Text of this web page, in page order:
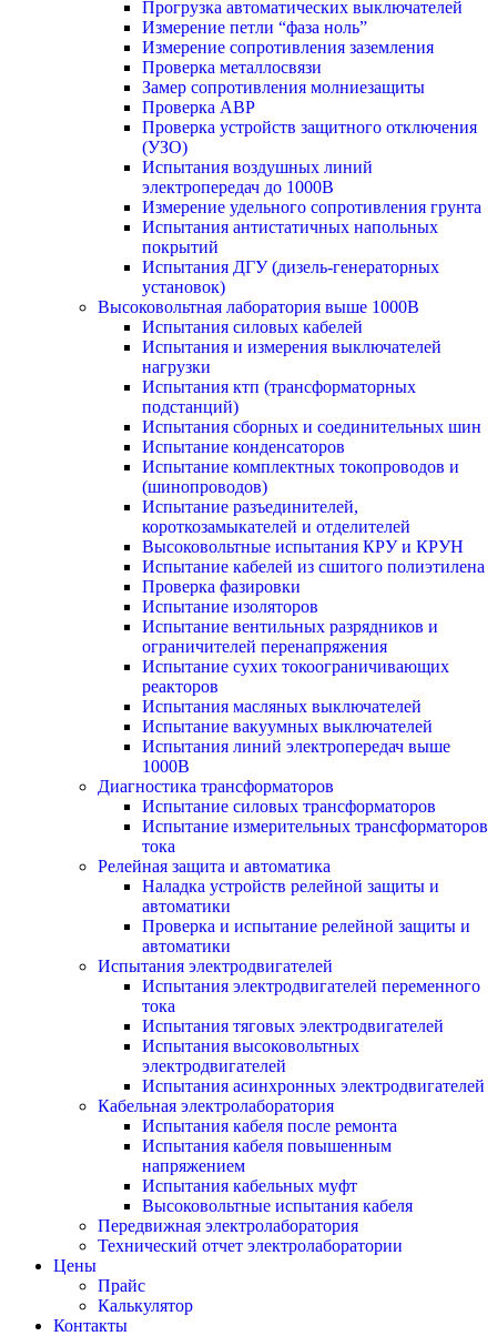
Прогрузка автоматических выключателей
Измерение петли “фаза ноль”
Измерение сопротивления заземления
Проверка металлосвязи
Замер сопротивления молниезащиты
Проверка АВР
Проверка устройств защитного отключения
(УЗО)
Испытания воздушных линий
электропередач до 1000В
Измерение удельного сопротивления грунта
Испытания антистатичных напольных
покрытий
Испытания ДГУ (дизель-генераторных
установок)
Высоковольтная лаборатория выше 1000В
Испытания силовых кабелей
Испытания и измерения выключателей
нагрузки
Испытания ктп (трансформаторных
подстанций)
Испытания сборных и соединительных шин
Испытание конденсаторов
Испытание комплектных токопроводов и
(шинопроводов)
Испытание разъединителей,
короткозамыкателей и отделителей
Высоковольтные испытания КРУ и КРУН
Испытание кабелей из сшитого полиэтилена
Проверка фазировки
Испытание изоляторов
Испытание вентильных разрядников и
ограничителей перенапряжения
Испытание сухих токоограничивающих
реакторов
Испытания масляных выключателей
Испытание вакуумных выключателей
Испытания линий электропередач выше
1000В
Диагностика трансформаторов
Испытание силовых трансформаторов
Испытание измерительных трансформаторов
тока
Релейная защита и автоматика
Наладка устройств релейной защиты и
автоматики
Проверка и испытание релейной защиты и
автоматики
Испытания электродвигателей
Испытания электродвигателей переменного
тока
Испытания тяговых электродвигателей
Испытания высоковольтных
электродвигателей
Испытания асинхронных электродвигателей
Кабельная электролаборатория
Испытания кабеля после ремонта
Испытания кабеля повышенным
напряжением
Испытания кабельных муфт
Высоковольтные испытания кабеля
Передвижная электролаборатория
Технический отчет электролаборатории
Цены
Прайс
Калькулятор
Контакты